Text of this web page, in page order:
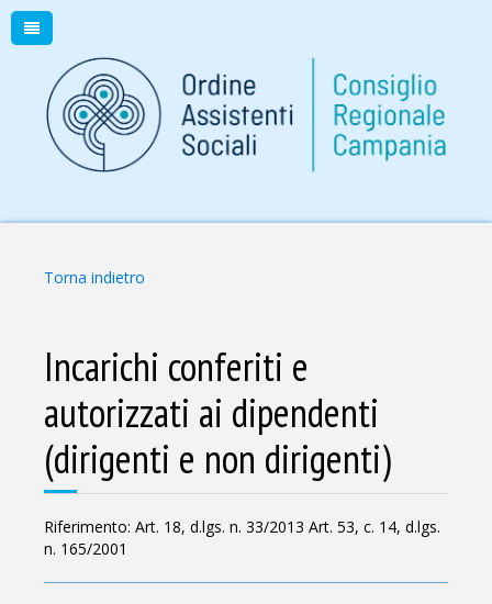
Torna indietro
Incarichi conferiti e
autorizzati ai dipendenti
(dirigenti e non dirigenti)
Riferimento: Art. 18, d.lgs. n. 33/2013 Art. 53, c. 14, d.lgs.
n. 165/2001